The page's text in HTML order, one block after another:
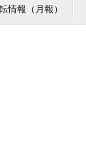
情報（月報）